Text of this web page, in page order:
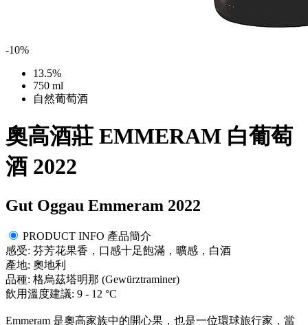
-10%
13.5%
750 ml
自然葡萄酒
奧高酒莊 EMMERAM 白葡萄
酒 2022
Gut Oggau Emmeram 2022
PRODUCT INFO 產品簡介
感受: 芬芳花果香，口感十足飽滿，曠感，白酒
產地: 奧地利
品種: 格烏茲塔明那 (Gewürztraminer)
飲用溫度建議: 9 - 12 °C
Emmeram 是奧高家族中的開心果，也是一位環球旅行家，當